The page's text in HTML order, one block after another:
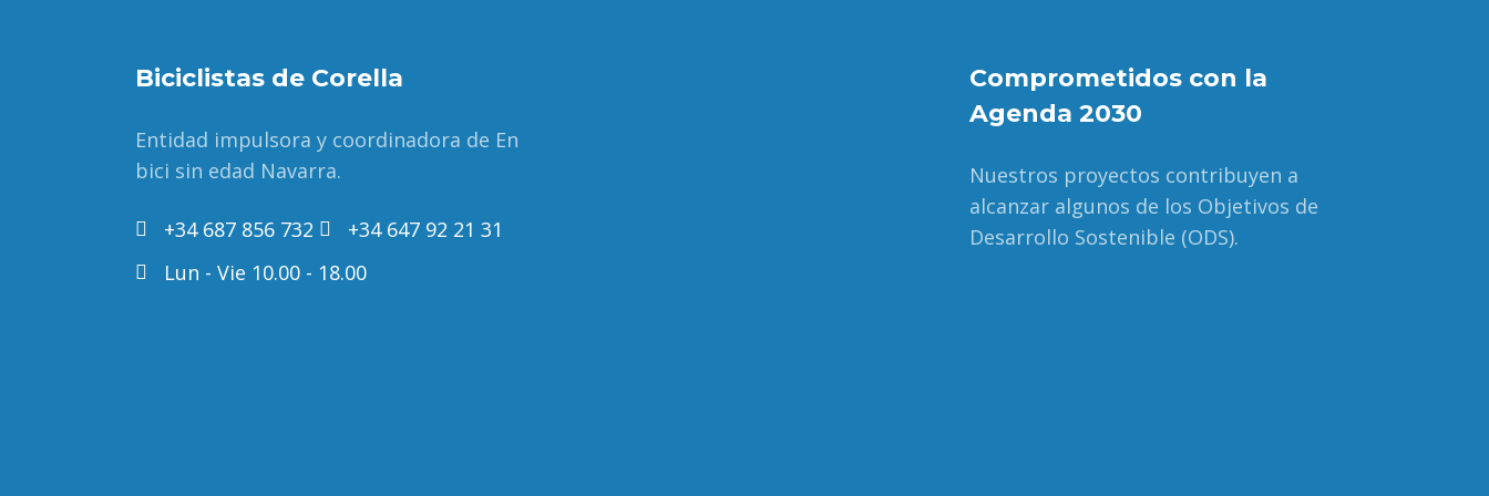
Biciclistas de Corella
Entidad impulsora y coordinadora de En
bici sin edad Navarra.
+34 687 856 732
+34 647 92 21 31
Lun - Vie 10.00 - 18.00
Comprometidos con la
Agenda 2030
Nuestros proyectos contribuyen a
alcanzar algunos de los Objetivos de
Desarrollo Sostenible (ODS).